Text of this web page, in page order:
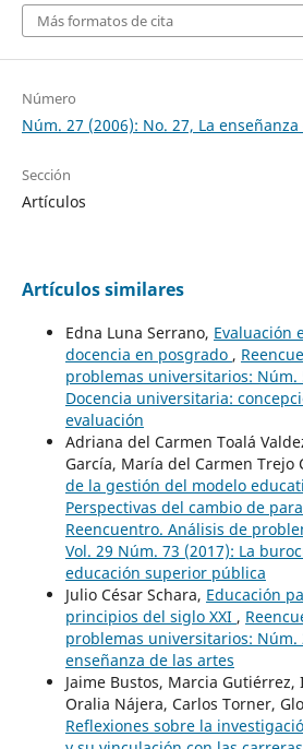
Más formatos de cita
Número
Núm. 27 (2006): No. 27, La
Sección
Artículos
Artículos similares
Edna Luna Serrano, Evaluación
docencia en posgrado ,
problemas universitarios: Núm.
Docencia universitaria:
evaluación
Adriana del Carmen Toalá
García, María del Carmen Trejo
de la gestión del modelo
Perspectivas del cambio de
Reencuentro. Análisis de
Vol. 29 Núm. 73 (2017): La
educación superior pública
Julio César Schara, Educación
principios del siglo XXI ,
problemas universitarios: Núm.
enseñanza de las artes
Jaime Bustos, Marcia
Oralia Nájera, Carlos Torner,
Reflexiones sobre la